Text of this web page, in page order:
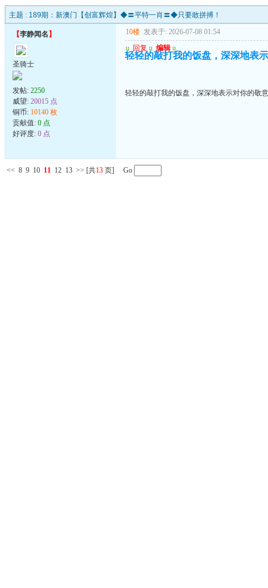
主题 : 189期：新澳门【创富辉煌】◆〓平特一肖〓◆只要敢拼搏！
【李静闻名 】
圣骑士
发帖: 2250
威望: 20015 点
铜币: 10140 枚
贡献值: 0 点
好评度: 0 点
10楼 发表于: 2026-07-08 01:54
u 回复 u 编辑 u
轻轻的敲打我的饭盘，深深地表
轻轻的敲打我的饭盘，深深地表示对你的敬
<< 8 9 10 11 12 13 >> [共13 页] Go